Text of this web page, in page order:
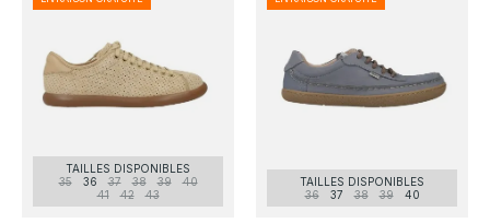
TAILLES DISPONIBLES
35
36 37 38 39
40
41
42 43
TAILLES DISPONIBLES
36
37 38 39 40